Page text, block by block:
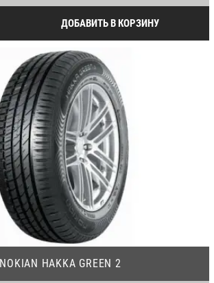
ДОБАВИТЬ В КОРЗИНУ
NOKIAN HAKKA GREEN 2